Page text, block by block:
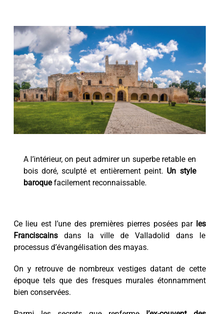
A l’intérieur, on peut admirer un superbe retable en
bois doré, sculpté et entièrement peint. Un style
baroquefacilement reconnaissable.
Ce lieu est l’une des premières pierres posées par les
Franciscainsdans la ville de Valladolid dans le
processus d’évangélisation des mayas.
On y retrouve de nombreux vestiges datant de cette
époque tels que des fresques murales étonnamment
bien conservées.